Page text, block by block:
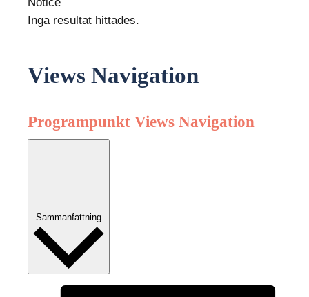
Inga resultat hittades.
Views Navigation
Programpunkt Views Navigation
Sammanfattning